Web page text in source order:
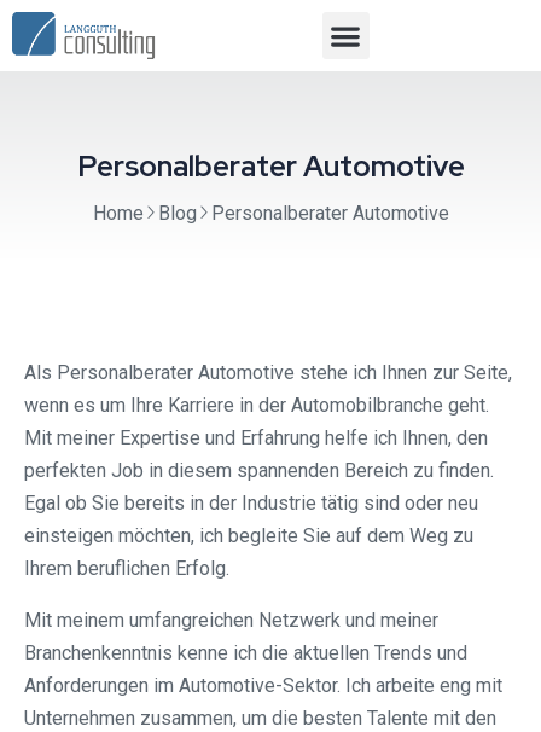
Personalberater Automotive
Home Blog Personalberater Automotive
Als Personalberater Automotive stehe ich Ihnen zur Seite,
wenn es um Ihre Karriere in der Automobilbranche geht.
Mit meiner Expertise und Erfahrung helfe ich Ihnen, den
perfekten Job in diesem spannenden Bereich zu finden.
Egal ob Sie bereits in der Industrie tätig sind oder neu
einsteigen möchten, ich begleite Sie auf dem Weg zu
Ihrem beruflichen Erfolg.
Mit meinem umfangreichen Netzwerk und meiner
Branchenkenntnis kenne ich die aktuellen Trends und
Anforderungen im Automotive-Sektor. Ich arbeite eng mit
Unternehmen zusammen, um die besten Talente mit den